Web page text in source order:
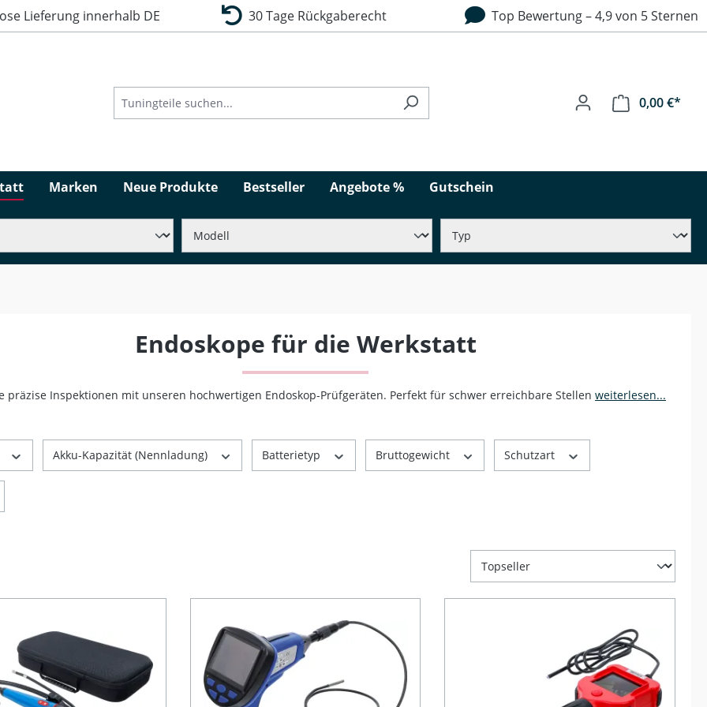
Lieferung innerhalb DE 30 Tage Rückgaberecht Top Bewertung – 4,9 von 5 Sternen
0,00 €*
Marken Neue Produkte Bestseller Angebote % Gutschein
Endoskope für die Werkstatt
präzise Inspektionen mit unseren hochwertigen Endoskop-Prüfgeräten. Perfekt für schwer erreichbare Stellen weiterlesen...
Akku-Kapazität (Nennladung) Batterietyp Bruttogewicht Schutzart